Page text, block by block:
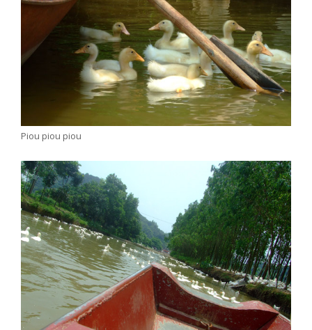
Piou piou piou